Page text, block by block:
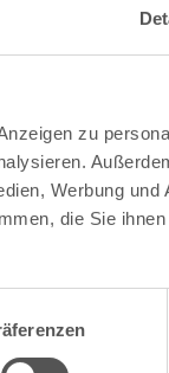
zu
Werbung
die Sie